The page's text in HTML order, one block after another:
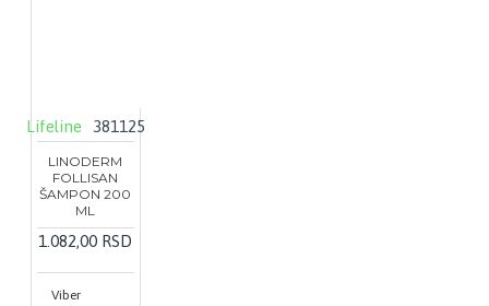
Lifeline 381125
LINODERM
FOLLISAN
ŠAMPON 200
ML
1.082,00 RSD
Viber